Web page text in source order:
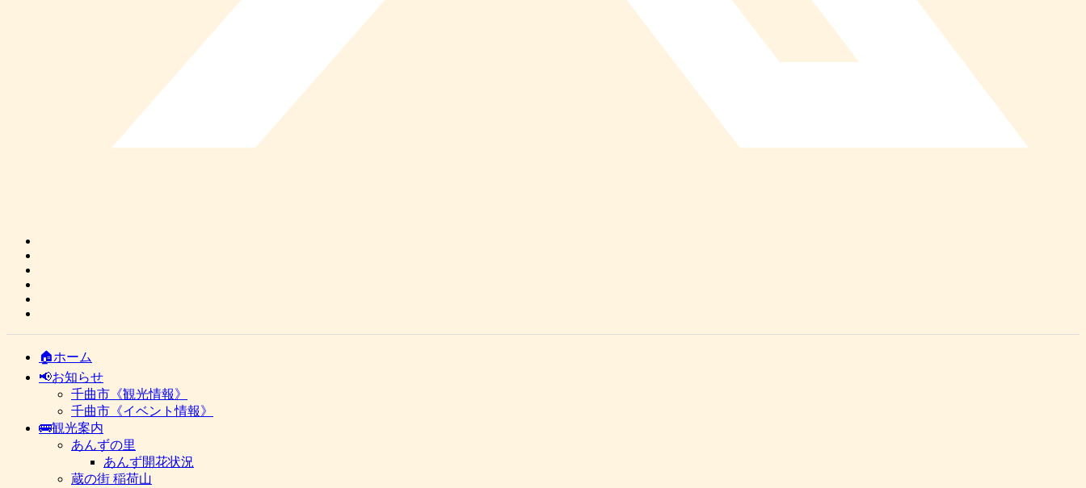
🏠ホーム
📢お知らせ
千曲市《観光情報》
千曲市《イベント情報》
🚌観光案内
あんずの里
あんず開花状況
蔵の街 稲荷山